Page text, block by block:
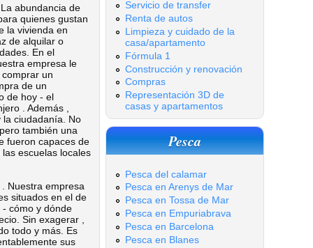
abundancia de
quienes gustan
la vivienda en
de alquilar o
En el
empresa le
un
de un
de hoy - el
. Además ,
la ciudadanía. No
también una
fueron capaces de
escuelas locales
Nuestra empresa
situados en el de
cómo y dónde
Sin exagerar ,
todo y más. Es
sus
Servicio de transfer
Renta de autos
Limpieza y cuidado de la
casa/apartamento
Fórmula 1
Construcción y renovación
Compras
Representación 3D de
casas y apartamentos
Pesca
Pesca del calamar
Pesca en Arenys de Mar
Pesca en Tossa de Mar
Pesca en Empuriabrava
Pesca en Barcelona
Pesca en Blanes